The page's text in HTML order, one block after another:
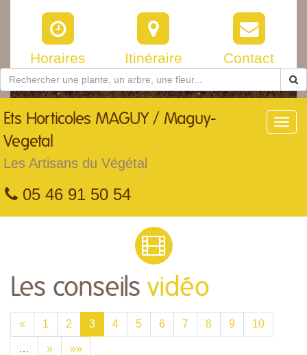
Horaires Itinéraire Contact
Ets Horticoles MAGUY / Maguy-
Vegetal
Les Artisans du Végétal
05 46 91 50 54
Les conseils vidéo
« 1 2 3 4 5 6 7 8 9 10
… » »»